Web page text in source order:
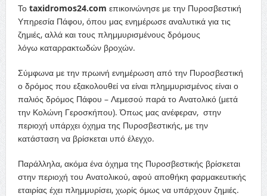
Τοtaxidromos24.com επικοινώνησε με την Πυροσβεστική
Υπηρεσία Πάφου, όπου μας ενημέρωσε αναλυτικά για τις
ζημιές, αλλά και τους πλημμυρισμένους δρόμους
λόγω καταρρακτωδών βροχών.
Σύμφωνα με την πρωινή ενημέρωση από την Πυροσβεστική
ο δρόμος που εξακολουθεί να είναι πλημμυρισμένος είναι ο
παλιός δρόμος Πάφου – Λεμεσού παρά το Ανατολικό (μετά
την Κολώνη Γεροσκήπου). Όπως μας ανέφεραν, στην
περιοχή υπάρχει όχημα της Πυροσβεστικής, με την
κατάσταση να βρίσκεται υπό έλεγχο.
Παράλληλα, ακόμα ένα όχημα της Πυροσβεστικής βρίσκεται
στην περιοχή του Ανατολικού, αφού αποθήκη φαρμακευτικής
εταιρίας έχει πλημμυρίσει, χωρίς όμως να υπάρχουν ζημιές.